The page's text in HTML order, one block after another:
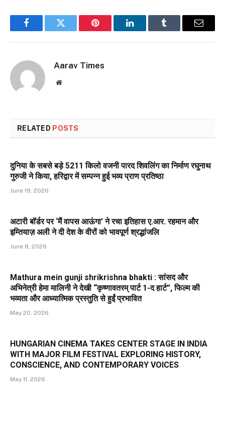
FacebookTwitter Pinterest LinkedInTumblr Email
Aarav Times
Website
RELATED POSTS
दुनिया के सबसे बड़े 5211 किलो वजनी पारद शिवलिंग का निर्माण रघुनाथ
गुरुजी ने किया, हरिद्वार में सम्पन्न हुई भव्य प्राण प्रतिष्ठा
June 19, 2026
अटारी बॉर्डर पर ‘मैं वापस आऊंगा’ ने रचा इतिहास ए.आर. रहमान और
इम्तियाज़ अली ने दी देश के वीरों को भावपूर्ण श्रद्धांजलि
June 8, 2026
Mathura mein gunji shrikrishna bhakti : सांसद और
अभिनेत्री हेमा मालिनी ने देखी “कृष्णावतरम् पार्ट 1-द हार्ट”, फिल्म की
भव्यता और आध्यात्मिक प्रस्तुति से हुईं प्रभावित
May 20, 2026
HUNGARIAN CINEMA TAKES CENTER STAGE IN INDIA
WITH MAJOR FILM FESTIVAL EXPLORING HISTORY,
CONSCIENCE, AND CONTEMPORARY VOICES
May 11, 2026